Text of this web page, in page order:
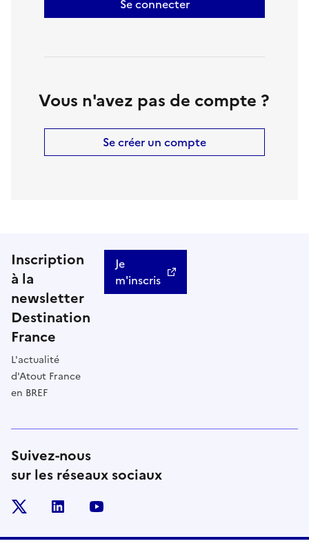
Se connecter
Vous n'avez pas de compte ?
Se créer un compte
Inscription
à la
newsletter
Destination
France
L'actualité
d'Atout France
en BREF
Je
m'inscris
Suivez-nous
sur les réseaux sociaux
linkedin